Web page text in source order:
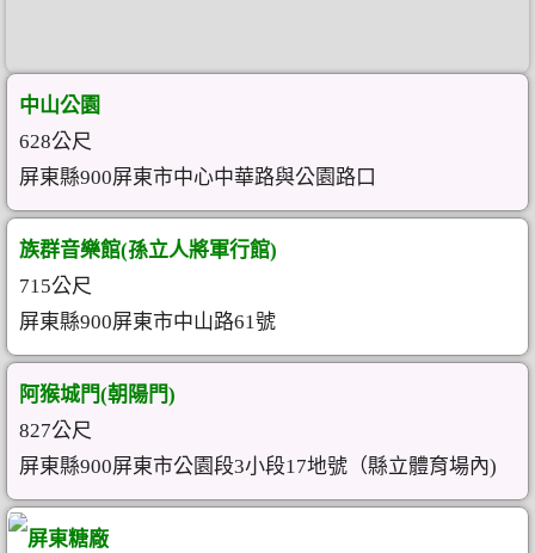
中山公園
628公尺
屏東縣900屏東市中心中華路與公園路口
族群音樂館(孫立人將軍行館)
715公尺
屏東縣900屏東市中山路61號
阿猴城門(朝陽門)
827公尺
屏東縣900屏東市公園段3小段17地號（縣立體育場內)
屏東糖廠